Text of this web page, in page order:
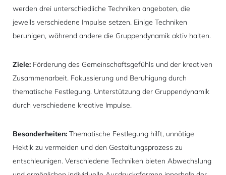
werden drei unterschiedliche Techniken angeboten, die
jeweils verschiedene Impulse setzen. Einige Techniken
beruhigen, während andere die Gruppendynamik aktiv halten.
Ziele: Förderung des Gemeinschaftsgefühls und der kreativen
Zusammenarbeit. Fokussierung und Beruhigung durch
thematische Festlegung. Unterstützung der Gruppendynamik
durch verschiedene kreative Impulse.
Besonderheiten: Thematische Festlegung hilft, unnötige
Hektik zu vermeiden und den Gestaltungsprozess zu
entschleunigen. Verschiedene Techniken bieten Abwechslung